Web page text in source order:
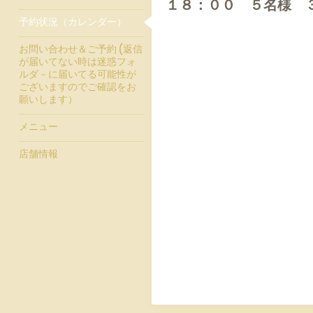
１８：００ ５名様
予約状況（カレンダー）
お問い合わせ＆ご予約 (返信
が届いてない時は迷惑フォ
ルダ－に届いてる可能性が
ございますのでご確認をお
願いします）
メニュー
店舗情報